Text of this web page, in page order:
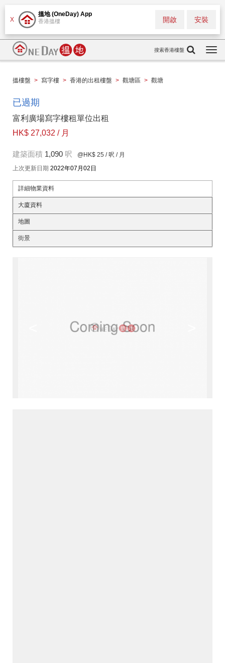
X
搵地 (OneDay) App
香港搵樓 安裝
開啟
搜索香港樓盤
搵樓盤 > 寫字樓 > 香港的出租樓盤 > 觀塘區 > 觀塘
已過期
富利廣場寫字樓租單位出租
HK$ 27,032 / 月
建築面積 1,090 呎 @HK$ 25 / 呎 / 月
上次更新日期 2022年07月02日
詳細物業資料
大廈資料
地圖
街景